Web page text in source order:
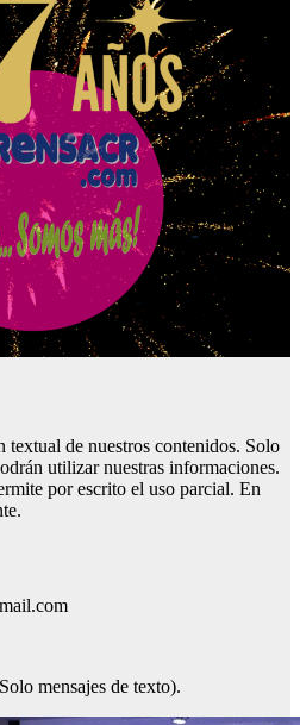
textual de nuestros contenidos. Solo
utilizar nuestras informaciones.
por escrito el uso parcial. En
mensajes de texto).